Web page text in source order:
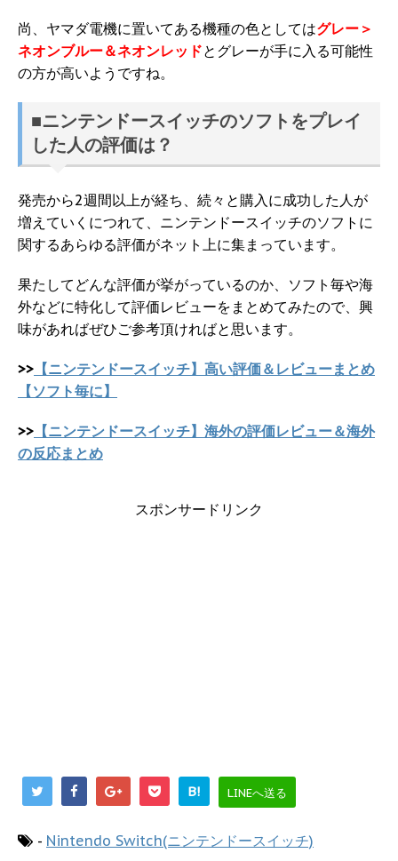
尚、ヤマダ電機に置いてある機種の色としてはグレー＞
ネオンブルー＆ネオンレッドとグレーが手に入る可能性
の方が高いようですね。
■ニンテンドースイッチのソフトをプレイ
した人の評価は？
発売から2週間以上が経ち、続々と購入に成功した人が
増えていくにつれて、ニンテンドースイッチのソフトに
関するあらゆる評価がネット上に集まっています。
果たしてどんな評価が挙がっているのか、ソフト毎や海
外などに特化して評価レビューをまとめてみたので、興
味があればぜひご参考頂ければと思います。
>> 【ニンテンドースイッチ】高い評価＆レビューまとめ
【ソフト毎に】
>> 【ニンテンドースイッチ】海外の評価レビュー＆海外
の反応まとめ
スポンサードリンク
B! LINEへ送る
- Nintendo Switch(ニンテンドースイッチ)